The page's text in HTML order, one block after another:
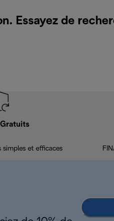
Essayez de
et efficaces